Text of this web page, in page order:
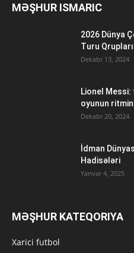
MƏŞHUR ISMARIC
2026 Dünya
Turu
Dekabr 13, 2024
Lionel
oyunun
Dekabr 20, 2024
İdman
Hadisələri
Yanvar 4, 2025
MƏŞHUR KATEQORIYA
Xarici futbol